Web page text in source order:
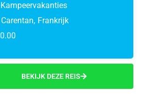
Kampeervakanties
Carentan, Frankrijk
0.00
BEKIJK DEZE REIS